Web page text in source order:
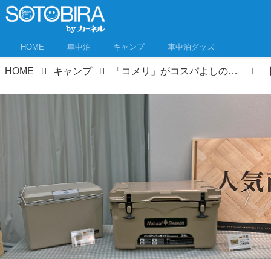
HOME 車中泊 キャンプ 車中泊グッズ
HOME キャンプ 「コメリ」がコスパよしのキャンプ用品をお披露目！秋冬キャンプ新製品もチェックしてきたぞ！